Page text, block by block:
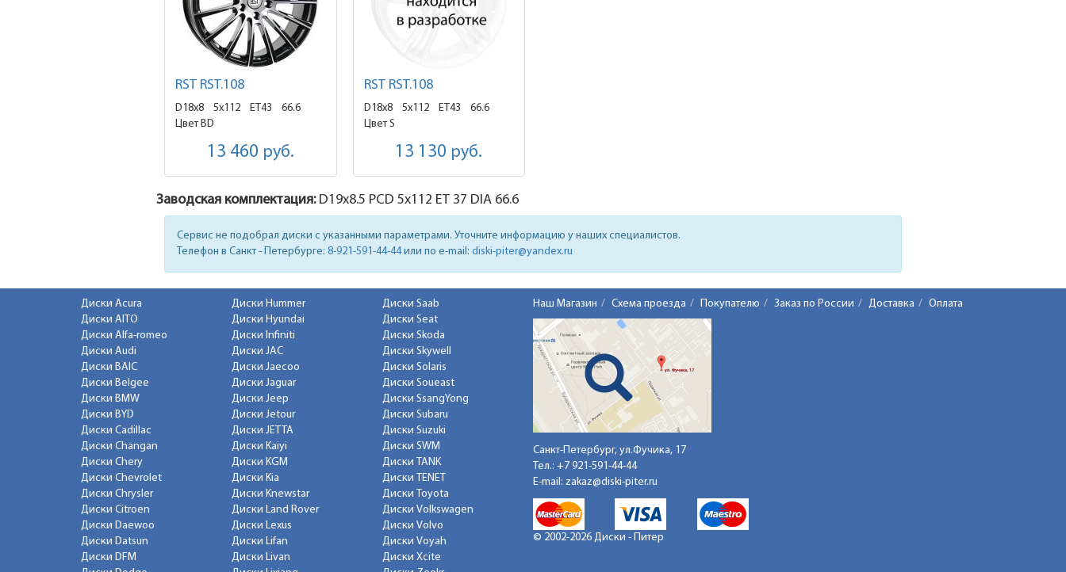
RST RST.108
D18x8 5x112 ET43
66.6
Цвет BD
13 460 руб.
RST RST.108
D18x8 5x112 ET43
66.6
Цвет S
13 130 руб.
Заводская комплектация: D19x8.5 PCD 5x112 ET 37 DIA 66.6
Сервис не подобрал диски с указанными параметрами. Уточните информацию у наших специалистов.
Телефон в Санкт - Петербурге: 8-921-591-44-44или по e-mail: diski-piter@yandex.ru
Диски Acura
Диски AITO
Диски Alfa-romeo
Диски Audi
Диски BAIC
Диски Belgee
Диски BMW
Диски BYD
Диски Cadillac
Диски Changan
Диски Chery
Диски Chevrolet
Диски Chrysler
Диски Citroen
Диски Daewoo
Диски Datsun
Диски DFM
Диски Hummer
Диски Hyundai
Диски Infiniti
Диски JAC
Диски Jaecoo
Диски Jaguar
Диски Jeep
Диски Jetour
Диски JETTA
Диски Kaiyi
Диски KGM
Диски Kia
Диски Knewstar
Диски Land Rover
Диски Lexus
Диски Lifan
Диски Livan
Диски Saab
Диски Seat
Диски Skoda
Диски Skywell
Диски Solaris
Диски Soueast
Диски SsangYong
Диски Subaru
Диски Suzuki
Диски SWM
Диски TANK
Диски TENET
Диски Toyota
Диски Volkswagen
Диски Volvo
Диски Voyah
Диски Xcite
Наш Магазин Схема проезда Покупателю Заказ по России Доставка Оплата
Санкт-Петербург, ул.Фучика, 17
Тел.: +7 921-591-44-44
E-mail: zakaz@diski-piter.ru
© 2002-2026 Диски - Питер